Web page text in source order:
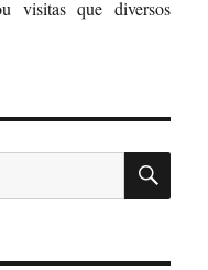
visitas que diversos